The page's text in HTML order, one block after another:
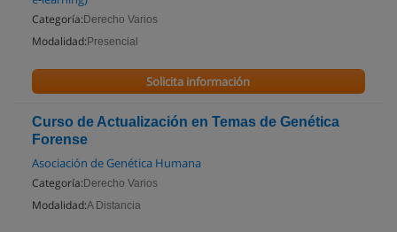
Categoría: Derecho Varios
Modalidad: Presencial
Solicita información
Curso de Actualización en Temas de Genética
Forense
Asociación de Genética Humana
Categoría: Derecho Varios
Modalidad:A Distancia